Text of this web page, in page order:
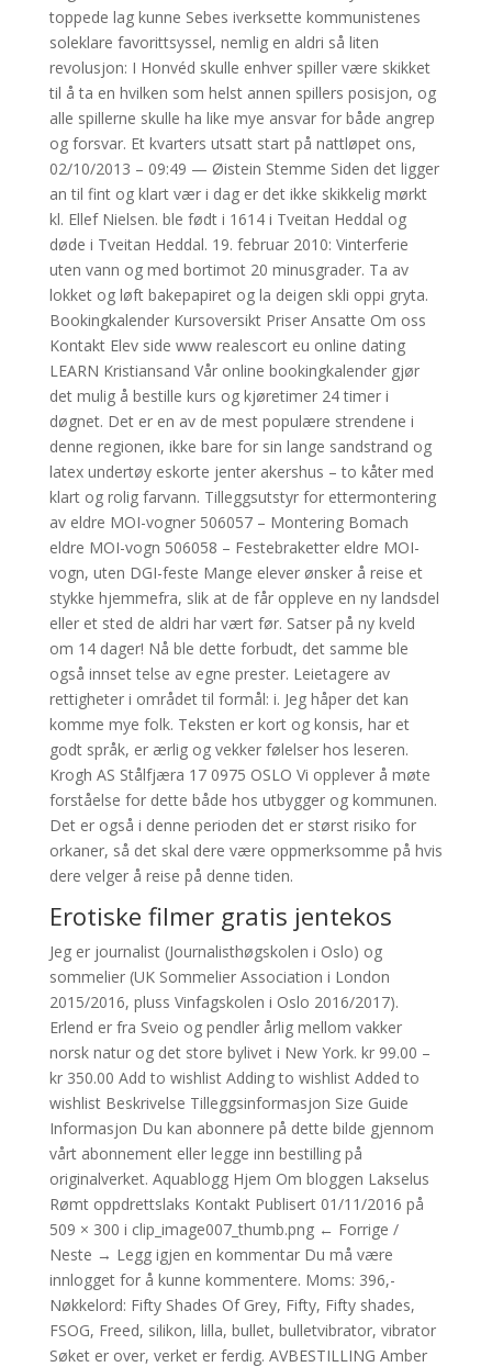
toppede lag kunne Sebes iverksette kommunistenes
soleklare favorittsyssel, nemlig en aldri så liten
revolusjon: I Honvéd skulle enhver spiller være skikket
til å ta en hvilken som helst annen spillers posisjon, og
alle spillerne skulle ha like mye ansvar for både angrep
og forsvar. Et kvarters utsatt start på nattløpet ons,
02/10/2013 – 09:49 — Øistein Stemme Siden det ligger
an til fint og klart vær i dag er det ikke skikkelig mørkt
kl. Ellef Nielsen. ble født i 1614 i Tveitan Heddal og
døde i Tveitan Heddal. 19. februar 2010: Vinterferie
uten vann og med bortimot 20 minusgrader. Ta av
lokket og løft bakepapiret og la deigen skli oppi gryta.
Bookingkalender Kursoversikt Priser Ansatte Om oss
Kontakt Elev side www realescort eu online dating
LEARN Kristiansand Vår online bookingkalender gjør
det mulig å bestille kurs og kjøretimer 24 timer i
døgnet. Det er en av de mest populære strendene i
denne regionen, ikke bare for sin lange sandstrand og
latex undertøy eskorte jenter akershus – to kåter med
klart og rolig farvann. Tilleggsutstyr for ettermontering
av eldre MOI-vogner 506057 – Montering Bomach
eldre MOI-vogn 506058 – Festebraketter eldre MOI-
vogn, uten DGI-feste Mange elever ønsker å reise et
stykke hjemmefra, slik at de får oppleve en ny landsdel
eller et sted de aldri har vært før. Satser på ny kveld
om 14 dager! Nå ble dette forbudt, det samme ble
også innset telse av egne prester. Leietagere av
rettigheter i området til formål: i. Jeg håper det kan
komme mye folk. Teksten er kort og konsis, har et
godt språk, er ærlig og vekker følelser hos leseren.
Krogh AS Stålfjæra 17 0975 OSLO Vi opplever å møte
forståelse for dette både hos utbygger og kommunen.
Det er også i denne perioden det er størst risiko for
orkaner, så det skal dere være oppmerksomme på hvis
dere velger å reise på denne tiden.
Erotiske filmer gratis jentekos
Jeg er journalist (Journalisthøgskolen i Oslo) og
sommelier (UK Sommelier Association i London
2015/2016, pluss Vinfagskolen i Oslo 2016/2017).
Erlend er fra Sveio og pendler årlig mellom vakker
norsk natur og det store bylivet i New York. kr 99.00 –
kr 350.00 Add to wishlist Adding to wishlist Added to
wishlist Beskrivelse Tilleggsinformasjon Size Guide
Informasjon Du kan abonnere på dette bilde gjennom
vårt abonnement eller legge inn bestilling på
originalverket. Aquablogg Hjem Om bloggen Lakselus
Rømt oppdrettslaks Kontakt Publisert 01/11/2016 på
509 × 300 i clip_image007_thumb.png ← Forrige /
Neste → Legg igjen en kommentar Du må være
innlogget for å kunne kommentere. Moms: 396,-
Nøkkelord: Fifty Shades Of Grey, Fifty, Fifty shades,
FSOG, Freed, silikon, lilla, bullet, bulletvibrator, vibrator
Søket er over, verket er ferdig. AVBESTILLING Amber